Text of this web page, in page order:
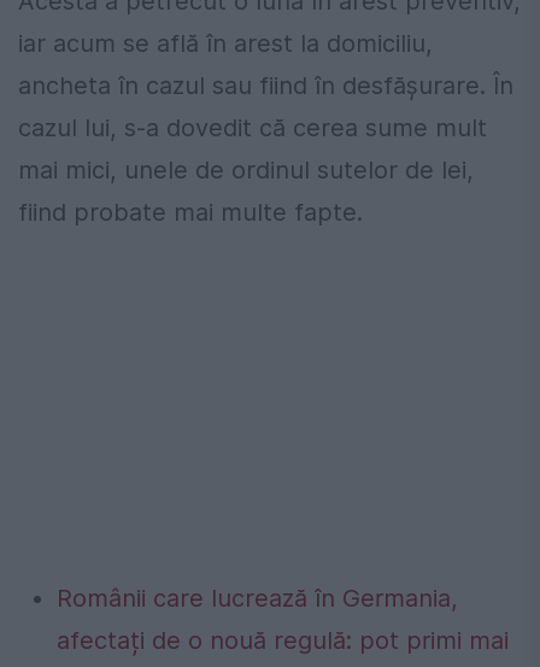
iar acum se află în arest la domiciliu,
ancheta în cazul sau fiind în desfășurare. În
cazul lui, s-a dovedit că cerea sume mult
mai mici, unele de ordinul sutelor de lei,
fiind probate mai multe fapte.
Românii care lucrează în Germania,
afectați de o nouă regulă: pot primi mai